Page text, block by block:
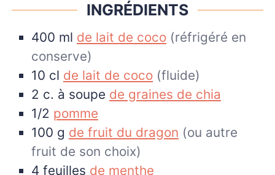
INGRÉDIENTS
400 ml de lait de coco (réfrigéré en
conserve)
10 cl de lait de coco (fluide)
2 c. à soupe de graines de chia
1/2 pomme
100 g de fruit du dragon (ou autre
fruit de son choix)
4 feuilles de menthe